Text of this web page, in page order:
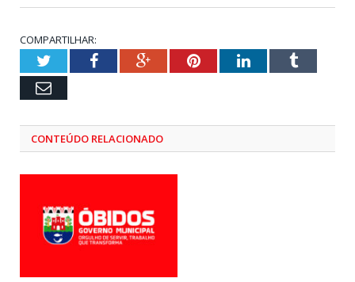
COMPARTILHAR:
TwitterFacebookGoogle+PinterestLinkedInTumblr
Email
CONTEÚDO RELACIONADO